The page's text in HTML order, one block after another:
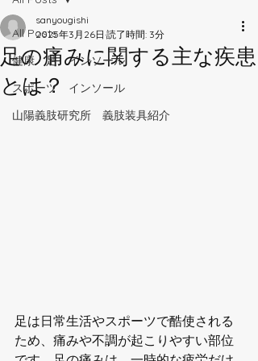
All Posts
健康 足 インソール
スポーツ インソール
山陽義肢研究所 義肢装具紹介
足の痛みに関する主な疾患
とは？
sanyougishi
2025年3月26日 読了時間: 3分
足は日常生活やスポーツで酷使される
ため、痛みや不調が起こりやすい部位